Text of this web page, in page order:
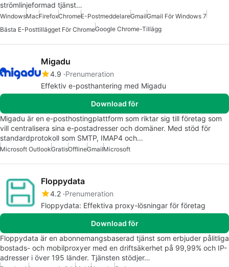
strömlinjeformad tjänst…
WindowsMacFirefoxChromeE-PostmeddelareGmailGmail För Windows 7
Bästa E-Posttillägget För ChromeGoogle Chrome-Tillägg
Migadu
4.9 Prenumeration
Effektiv e-posthantering med Migadu
Download för
Migadu är en e-posthostingplattform som riktar sig till företag som
vill centralisera sina e-postadresser och domäner. Med stöd för
standardprotokoll som SMTP, IMAP4 och…
Microsoft OutlookGratisOfflineGmailMicrosoft
Floppydata
4.2 Prenumeration
Floppydata: Effektiva proxy-lösningar för företag
Download för
Floppydata är en abonnemangsbaserad tjänst som erbjuder pålitliga
bostads- och mobilproxyer med en driftsäkerhet på 99,99% och IP-
adresser i över 195 länder. Tjänsten stödjer…